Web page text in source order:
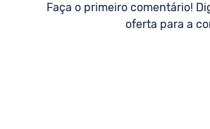
Faça o primeiro comentário!
oferta para a